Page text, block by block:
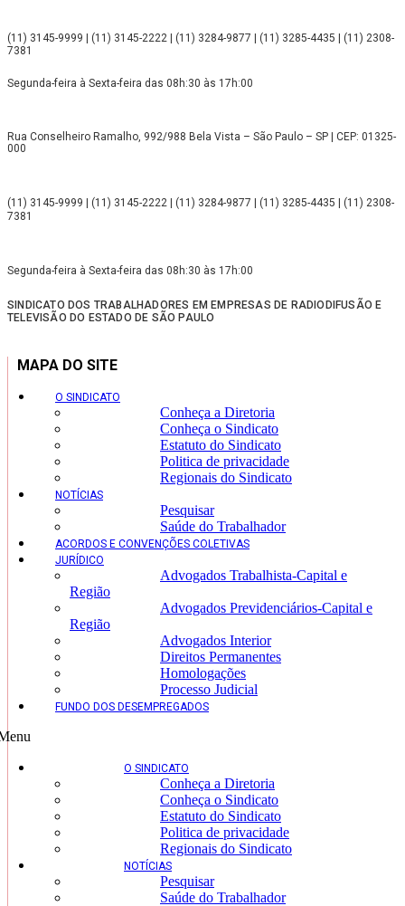
(11) 3145-9999 | (11) 3145-2222 | (11) 3284-9877 | (11) 3285-4435 | (11) 2308-
7381
Segunda-feira à Sexta-feira das 08h:30 às 17h:00
Rua Conselheiro Ramalho, 992/988 Bela Vista – São Paulo – SP | CEP: 01325-
000
(11) 3145-9999 | (11) 3145-2222 | (11) 3284-9877 | (11) 3285-4435 | (11) 2308-
7381
Segunda-feira à Sexta-feira das 08h:30 às 17h:00
SINDICATO DOS TRABALHADORES EM EMPRESAS DE RADIODIFUSÃO E
TELEVISÃO DO ESTADO DE SÃO PAULO
MAPA DO SITE
O SINDICATO
Conheça a Diretoria
Conheça o Sindicato
Estatuto do Sindicato
Politica de privacidade
Regionais do Sindicato
NOTÍCIAS
Pesquisar
Saúde do Trabalhador
ACORDOS E CONVENÇÕES COLETIVAS
JURÍDICO
Advogados Trabalhista-Capital e
Região
Advogados Previdenciários-Capital e
Região
Advogados Interior
Direitos Permanentes
Homologações
Processo Judicial
FUNDO DOS DESEMPREGADOS
O SINDICATO
Conheça a Diretoria
Conheça o Sindicato
Estatuto do Sindicato
Politica de privacidade
Regionais do Sindicato
NOTÍCIAS
Pesquisar
Saúde do Trabalhador